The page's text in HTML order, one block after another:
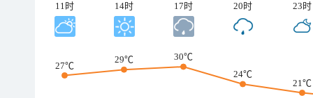
11时 14时 17时 20时 23时
27℃
29℃
30℃
24℃
21℃